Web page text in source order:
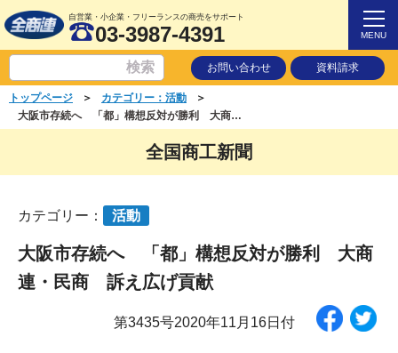
自営業・小企業・フリーランスの商売をサポート
03-3987-4391 MENU
お問い合わせ 資料請求
トップページ ＞ カテゴリー：活動
＞
大阪市存続へ 「都」構想反対が勝利 大商連・民商 訴え広げ貢献
全国商工新聞
カテゴリー： 活動
大阪市存続へ 「都」構想反対が勝利 大商
連・民商 訴え広げ貢献
第3435号2020年11月16日付